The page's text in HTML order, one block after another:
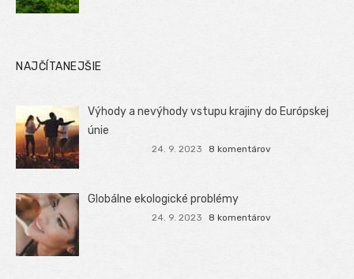
NAJČÍTANEJŠIE
Výhody a nevýhody vstupu krajiny do Európskej
únie
24. 9. 2023 8 komentárov
Globálne ekologické problémy
24. 9. 2023 8 komentárov